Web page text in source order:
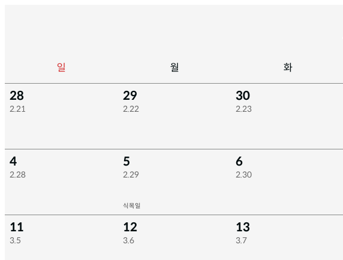
일 월 화
28
2.21
29
2.22
30
2.23
4
2.28
5
2.29
식목일
6
2.30
11
3.5
12
3.6
13
3.7